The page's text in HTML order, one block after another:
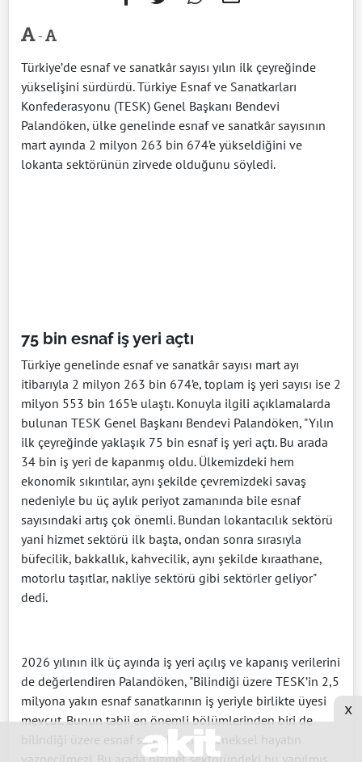
-
Türkiye’de esnaf ve sanatkâr sayısı yılın ilk çeyreğinde
yükselişini sürdürdü. Türkiye Esnaf ve Sanatkarları
Konfederasyonu (TESK) Genel Başkanı Bendevi
Palandöken, ülke genelinde esnaf ve sanatkâr sayısının
mart ayında 2 milyon 263 bin 674’e yükseldiğini ve
lokanta sektörünün zirvede olduğunu söyledi.
75 bin esnaf iş yeri açtı
Türkiye genelinde esnaf ve sanatkâr sayısı mart ayı
itibarıyla 2 milyon 263 bin 674’e, toplam iş yeri sayısı ise 2
milyon 553 bin 165’e ulaştı. Konuyla ilgili açıklamalarda
bulunan TESK Genel Başkanı Bendevi Palandöken, "Yılın
ilk çeyreğinde yaklaşık 75 bin esnaf iş yeri açtı. Bu arada
34 bin iş yeri de kapanmış oldu. Ülkemizdeki hem
ekonomik sıkıntılar, aynı şekilde çevremizdeki savaş
nedeniyle bu üç aylık periyot zamanında bile esnaf
sayısındaki artış çok önemli. Bundan lokantacılık sektörü
yani hizmet sektörü ilk başta, ondan sonra sırasıyla
büfecilik, bakkallık, kahvecilik, aynı şekilde kıraathane,
motorlu taşıtlar, nakliye sektörü gibi sektörler geliyor"
dedi.
2026 yılının ilk üç ayında iş yeri açılış ve kapanış verilerini
de değerlendiren Palandöken, "Bilindiği üzere TESK’in 2,5
milyona yakın esnaf sanatkarının iş yeriyle birlikte üyesi
mevcut. Bunun tabii en önemli bölümlerinden biri de
bilindiği üzere esnaf sanatkarın geleneksel hayatın
x